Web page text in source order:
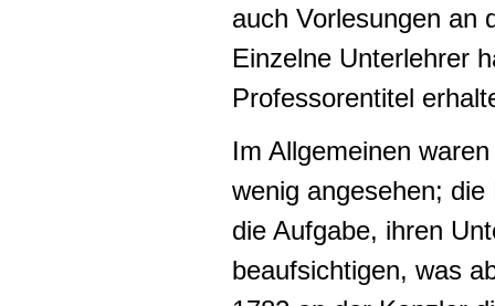
auch Vorlesungen an
Einzelne Unterlehrer
Professorentitel
Im Allgemeinen
wenig angesehen;
die Aufgabe, ihren
beaufsichtigen, was